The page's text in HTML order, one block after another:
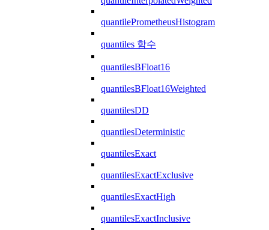
quantilePrometheusHistogram
quantiles 함수
quantilesBFloat16
quantilesBFloat16Weighted
quantilesDD
quantilesDeterministic
quantilesExact
quantilesExactExclusive
quantilesExactHigh
quantilesExactInclusive